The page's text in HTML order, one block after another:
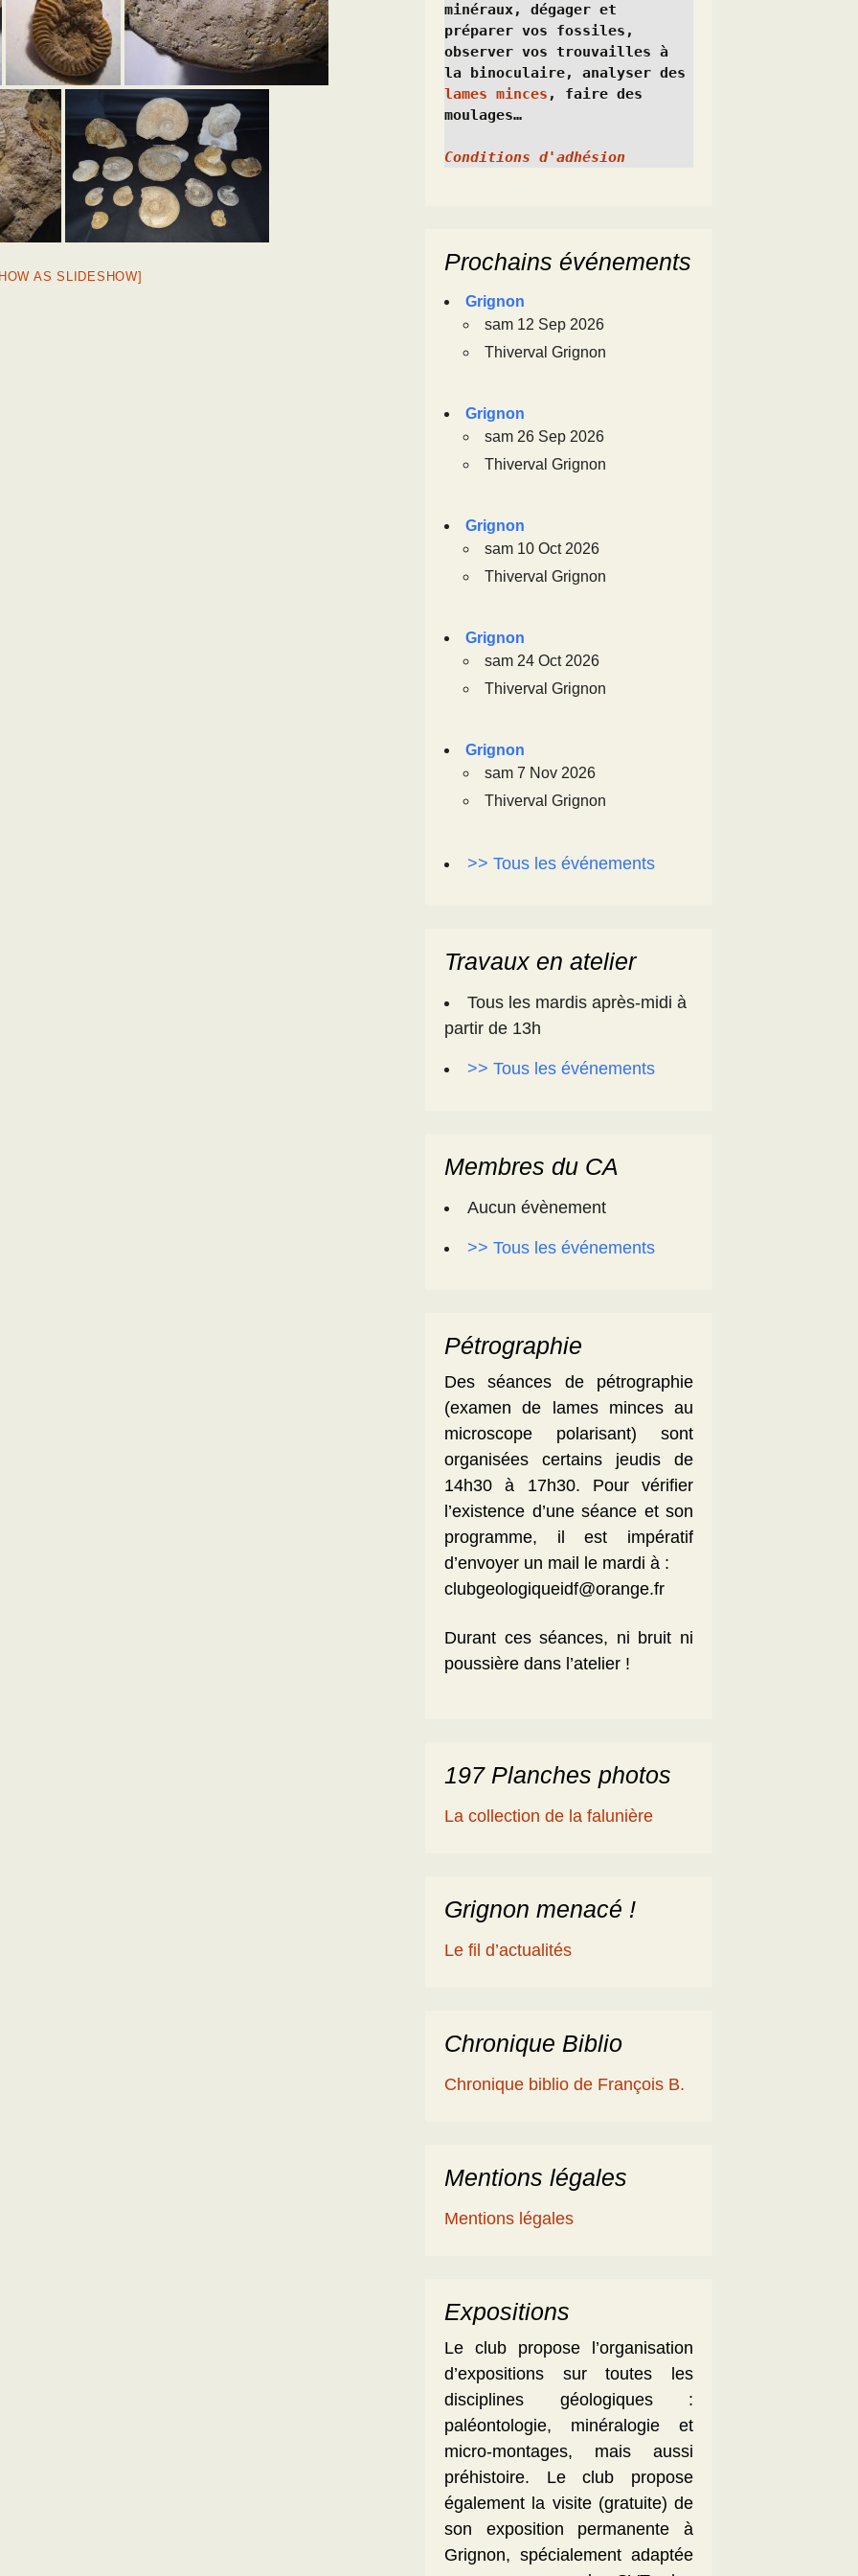
AS SLIDESHOW]
minéraux, dégager et
préparer vos fossiles,
observer vos trouvailles à
lames minces , faire des
moulages…
Conditions d'adhésion
Prochains événements
Grignon
sam 12 Sep 2026
Thiverval Grignon
Grignon
sam 26 Sep 2026
Thiverval Grignon
Grignon
sam 10 Oct 2026
Thiverval Grignon
Grignon
sam 24 Oct 2026
Thiverval Grignon
Grignon
sam 7 Nov 2026
Thiverval Grignon
>> Tous les événements
Travaux en atelier
Tous les mardis après-midi à
partir de 13h
>> Tous les événements
Membres du CA
Aucun évènement
>> Tous les événements
Pétrographie
Des séances de pétrographie
(examen de lames minces au
microscope polarisant) sont
organisées certains jeudis de
14h30 à 17h30. Pour vérifier
l’existence d’une séance et son
programme, il est impératif
d’envoyer un mail le mardi à :
clubgeologiqueidf@orange.fr
Durant ces séances, ni bruit ni
poussière dans l’atelier !
197 Planches photos
La collection de la falunière
Grignon menacé !
Le fil d’actualités
Chronique Biblio
Chronique biblio de François B.
Mentions légales
Mentions légales
Expositions
Le club propose l’organisation
d’expositions sur toutes les
disciplines géologiques :
paléontologie, minéralogie et
micro-montages, mais aussi
préhistoire. Le club propose
également la visite (gratuite) de
son exposition permanente à
Grignon, spécialement adaptée